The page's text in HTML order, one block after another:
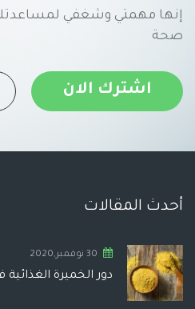
إنها مهمتي وشغفي لمساعدتك
صحة
اشترك الان
أحدث المقالات
30 نوفمبر,2020
دور الخميرة الغذائية